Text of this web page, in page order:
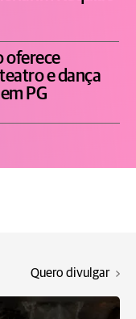
oferece
e dança
PG
Quero divulgar